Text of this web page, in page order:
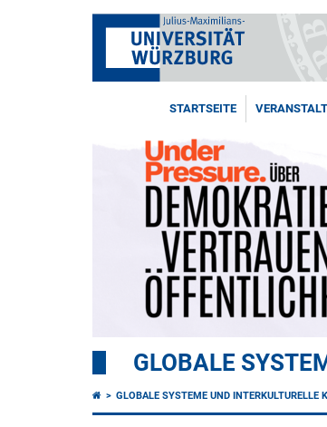
STARTSEITE
GLOBALE
GLOBALE SYSTEME UND INTERKULTURELLE